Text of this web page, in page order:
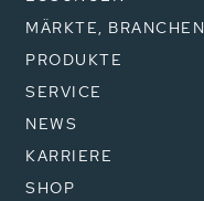
MÄRKTE, BRANCHEN
PRODUKTE
SERVICE
NEWS
KARRIERE
SHOP